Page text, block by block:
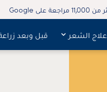
علاج الشعر قبل وبعد